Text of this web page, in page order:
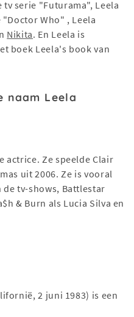
tv serie "Futurama", Leela
"Doctor Who" , Leela
Nikita. En Leela is
boek Leela's book van
naam Leela
actrice. Ze speelde Clair
uit 2006. Ze is vooral
tv-shows, Battlestar
& Burn als Lucia Silva en
2 juni 1983) is een